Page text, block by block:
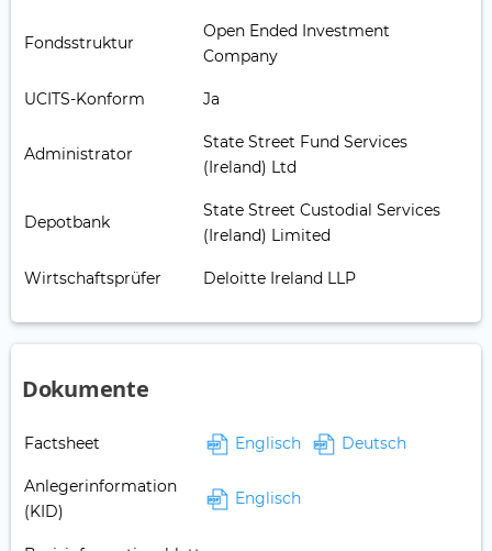
Fondsstruktur
Open Ended Investment
Company
UCITS-Konform Ja
Administrator
State Street Fund Services
(Ireland) Ltd
Depotbank
State Street Custodial Services
(Ireland) Limited
Wirtschaftsprüfer Deloitte Ireland LLP
Dokumente
Factsheet Englisch Deutsch
Anlegerinformation
(KID)
Englisch